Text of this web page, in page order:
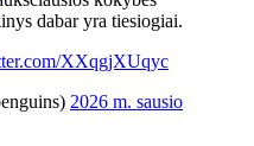
dabar yra tiesiogiai.
XXqgjXUqyc
2026 m. sausio